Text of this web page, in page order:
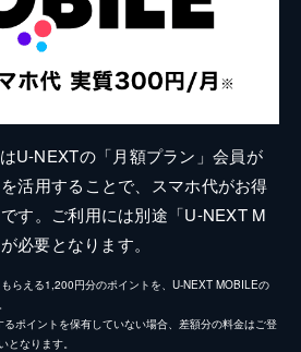
U-NEXTの「月額プラン」会員が
活用することで、スマホ代がお得
す。ご利用には別途「U-NEXT M
必要となります。
らえる1,200円分のポイントを、U-NEXT MOBILEの
ポイントを保有していない場合、差額分の料金はご登
なります。